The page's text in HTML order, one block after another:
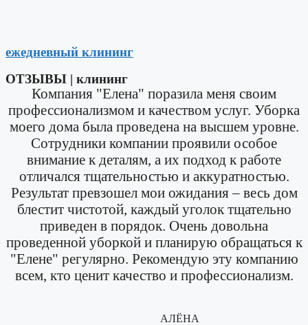
ежедневный клининг
ОТЗЫВЫ​ | клининг
Компания "Елена" поразила меня своим
профессионализмом и качеством услуг. Уборка
моего дома была проведена на высшем уровне.
Сотрудники компании проявили особое
внимание к деталям, а их подход к работе
отличался тщательностью и аккуратностью.
Результат превзошел мои ожидания – весь дом
блестит чистотой, каждый уголок тщательно
приведен в порядок. Очень довольна
проведенной уборкой и планирую обращаться к
"Елене" регулярно. Рекомендую эту компанию
всем, кто ценит качество и профессионализм.
АЛЁНА